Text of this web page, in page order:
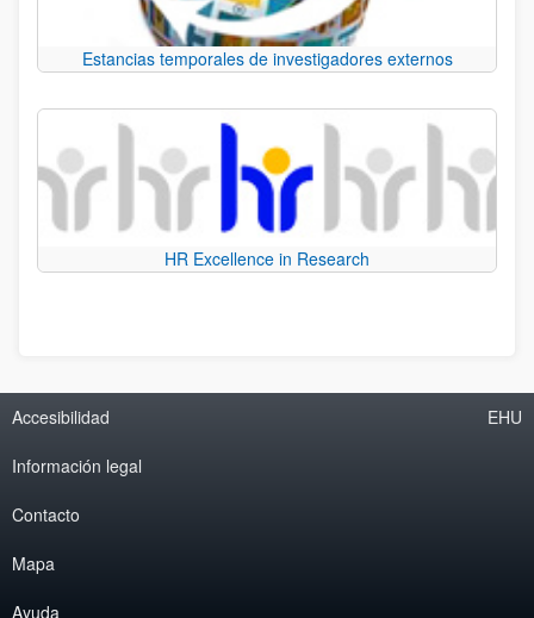
Estancias temporales de investigadores externos
HR Excellence in Research
Accesibilidad
Información legal
Contacto
Mapa
Ayuda
EHU